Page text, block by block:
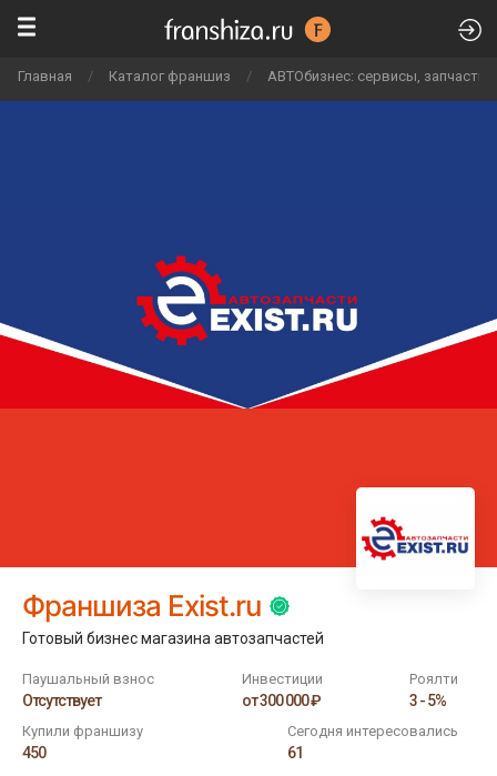
Главная / Каталог франшиз / АВТОбизнес: сервисы, запчасти,
Франшиза Exist.ru
Готовый бизнес магазина автозапчастей
Паушальный взнос
Отсутствует
Инвестиции
от 300 000 ₽
Роялти
3 - 5%
Купили франшизу
450
Сегодня интересовались
61